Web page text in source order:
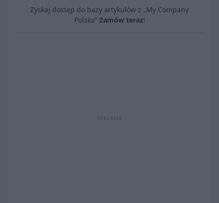
Zyskaj dostęp do bazy artykułów z „My Company
Polska” Zamów teraz!
REKLAMA